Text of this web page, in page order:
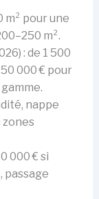
m² pour une
m².
: de 1 500
000 € pour
nappe
000 € si
passage